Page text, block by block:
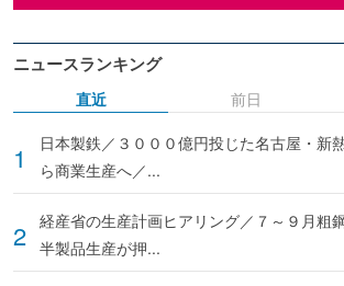
ニュースランキング
直近
日本製鉄／３０００億円投じた名古屋・新
ら商業生産へ／...
経産省の生産計画ヒアリング／７～９月粗
半製品生産が押...
前日